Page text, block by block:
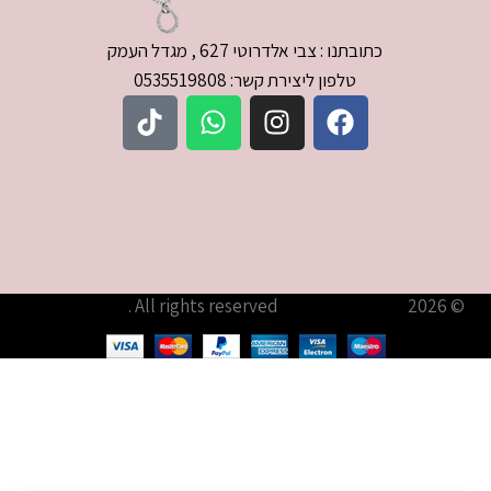
כתובתנו : צבי אלדרוטי 627 , מגדל העמק
טלפון ליצירת קשר: 0535519808
© 2026
. All rights reserved